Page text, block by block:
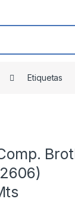
Etiquetas